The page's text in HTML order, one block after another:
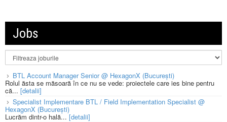
Jobs
BTL Account Manager Senior @ HexagonX (București)
Rolul ăsta se măsoară în ce nu se vede: proiectele care ies bine pentru
că... [detalii]
Specialist Implementare BTL / Field Implementation Specialist @
HexagonX (București)
Lucrăm dintr-o hală...[detalii]